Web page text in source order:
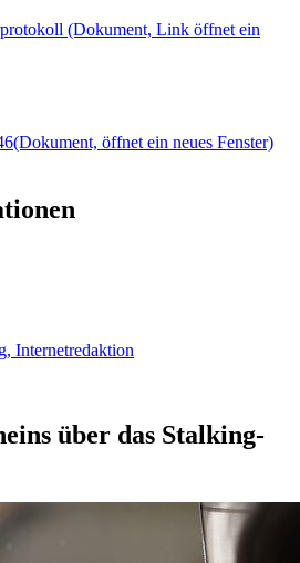
(Dokument, Link öffnet ein
(Dokument, öffnet ein neues Fenster)
Internetredaktion
über das Stalking-